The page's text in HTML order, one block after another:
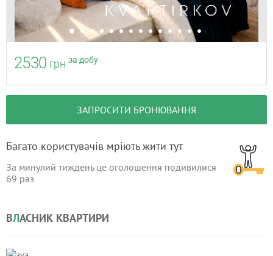
2530 грн за добу
ЗАПРОСИТИ БРОНЮВАННЯ
Багато користувачів мріють жити тут
За минулий тиждень це оголошення подивилися
69 раз
ВЛАСНИК КВАРТИРИ